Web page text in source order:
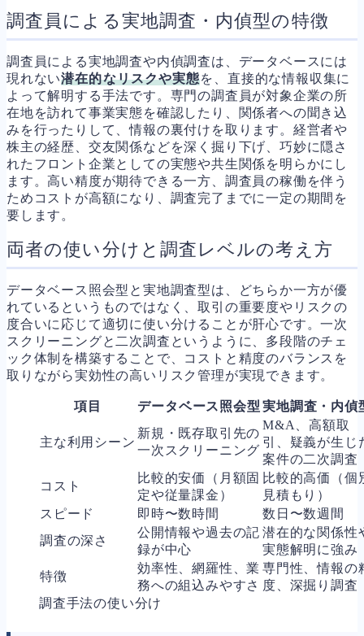
調査員による実地調査・内偵型の特徴
調査員による実地調査や内偵調査は、データベースには
現れない潜在的なリスクや実態を、直接的な情報収集に
よって解明する手法です。専門の調査員が対象企業の所
在地を訪れて事業実態を確認したり、関係者への聞き込
みを行ったりして、情報の裏付けを取ります。経営者や
株主の経歴、交友関係などを深く掘り下げ、巧妙に隠さ
れたフロント企業としての実態や共生関係を明らかにし
ます。高い精度が期待できる一方、調査員の稼働を伴う
ためコストが高額になり、調査完了までに一定の期間を
要します。
両者の使い分けと調査レベルの考え方
データベース照会型と実地調査型は、どちらか一方が優
れているというものではなく、取引の重要度やリスクの
度合いに応じて適切に使い分けることが肝心です。一次
スクリーニングと二次調査というように、多段階のチェ
ック体制を構築することで、コストと精度のバランスを
取りながら実効性の高いリスク管理が実現できます。
項目 データベース照会型 実地調査・内偵
主な利用シーン
新規・既存取引先の
一次スクリーニング
M&A、高額取
引、疑義が生じ
案件の二次調査
コスト
比較的安価（月額固
定や従量課金）
比較的高価（個
見積もり）
スピード
即時〜数時間
数日〜数週間
調査の深さ
公開情報や過去の記
録が中心
潜在的な関係性
実態解明に強み
特徴
効率性、網羅性、業
務への組込みやすさ
専門性、情報の
度、深掘り調査
調査手法の使い分け